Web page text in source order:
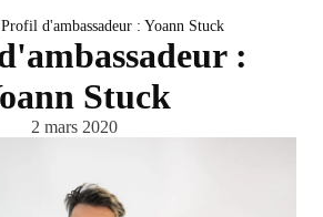
Profil d'ambassadeur : Yoann Stuck
:
Stuck
2 mars 2020